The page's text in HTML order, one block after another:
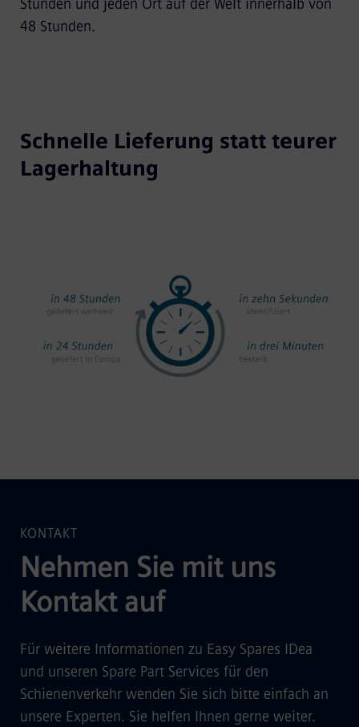
Stunden und jeden Ort auf der Welt innerhalb von
48 Stunden.
Schnelle Lieferung statt teurer
Lagerhaltung
KONTAKT
Nehmen Sie mit uns
Kontakt auf
Für weitere Informationen zu Easy Spares IDea
und unseren Spare Part Services für den
Schienenverkehr wenden Sie sich bitte einfach an
unsere Experten. Sie helfen Ihnen gerne weiter.